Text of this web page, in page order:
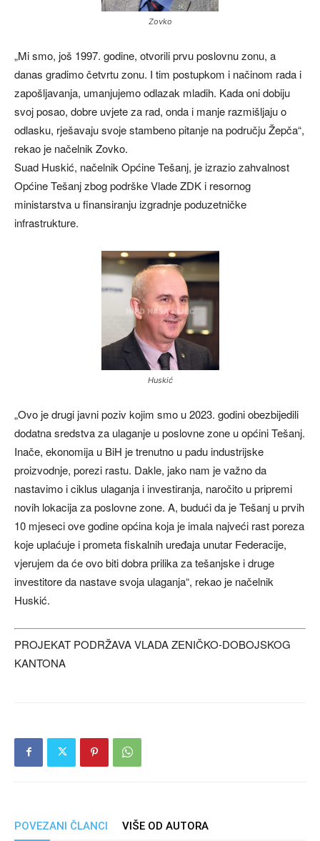
Zovko
„Mi smo, još 1997. godine, otvorili prvu poslovnu zonu, a
danas gradimo četvrtu zonu. I tim postupkom i načinom rada i
zapošljavanja, umanjujemo odlazak mladih. Kada oni dobiju
svoj posao, dobre uvjete za rad, onda i manje razmišljaju o
odlasku, rješavaju svoje stambeno pitanje na području Žepča“,
rekao je načelnik Zovko.
Suad Huskić, načelnik Općine Tešanj, je izrazio zahvalnost
Općine Tešanj zbog podrške Vlade ZDK i resornog
ministarstva u finansiranju izgradnje poduzetničke
infrastrukture.
Huskić
„Ovo je drugi javni poziv kojim smo u 2023. godini obezbijedili
dodatna sredstva za ulaganje u poslovne zone u općini Tešanj.
Inače, ekonomija u BiH je trenutno u padu industrijske
proizvodnje, porezi rastu. Dakle, jako nam je važno da
nastavimo i ciklus ulaganja i investiranja, naročito u pripremi
novih lokacija za poslovne zone. A, budući da je Tešanj u prvih
10 mjeseci ove godine općina koja je imala najveći rast poreza
koje uplaćuje i prometa fiskalnih uređaja unutar Federacije,
vjerujem da će ovo biti dobra prilika za tešanjske i druge
investitore da nastave svoja ulaganja“, rekao je načelnik
Huskić.
PROJEKAT PODRŽAVA VLADA ZENIČKO-DOBOJSKOG
KANTONA
POVEZANI ČLANCI VIŠE OD AUTORA